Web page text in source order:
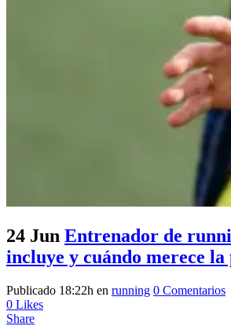
24 Jun Entrenador de
incluye y cuándo merece la
Publicado 18:22h en running 0 Comentarios
0 Likes
Share